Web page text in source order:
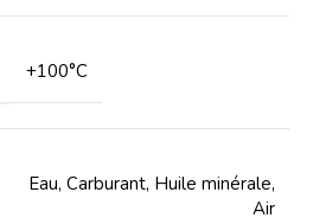
+100°C
Eau, Carburant, Huile minérale,
Air